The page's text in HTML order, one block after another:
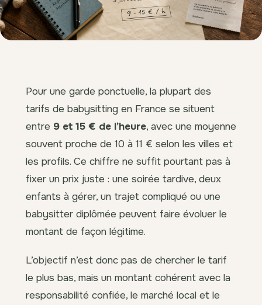
Pour une garde ponctuelle, la plupart des
tarifs de babysitting en France se situent
entre 9 et 15 € de l’heure, avec une moyenne
souvent proche de 10 à 11 € selon les villes et
les profils. Ce chiffre ne suffit pourtant pas à
fixer un prix juste : une soirée tardive, deux
enfants à gérer, un trajet compliqué ou une
babysitter diplômée peuvent faire évoluer le
montant de façon légitime.
L’objectif n’est donc pas de chercher le tarif
le plus bas, mais un montant cohérent avec la
responsabilité confiée, le marché local et le